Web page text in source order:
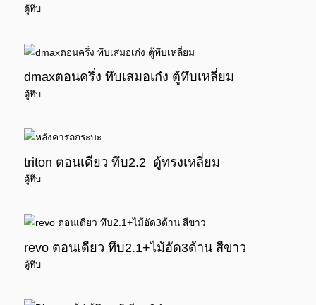
ตู้ทึบ
dmaxตอนครึ่ง ทึบเสมอเก๋ง ตู้ทึบเหลี่ยม
ตู้ทึบ
triton ตอนเดียว ทึบ2.2 ตู้ทรงเหลี่ยม
ตู้ทึบ
revo ตอนเดียว ทึบ2.1+ไม้อัด3ด้าน สีขาว
ตู้ทึบ